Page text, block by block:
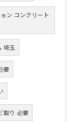
ン コンクリート
埼玉
要
取り 必要